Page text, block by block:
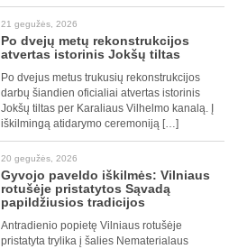
21 gegužės, 2026
Po dvejų metų rekonstrukcijos
atvertas istorinis Jokšų tiltas
Po dvejus metus trukusių rekonstrukcijos
darbų šiandien oficialiai atvertas istorinis
Jokšų tiltas per Karaliaus Vilhelmo kanalą. Į
iškilmingą atidarymo ceremoniją […]
20 gegužės, 2026
Gyvojo paveldo iškilmės: Vilniaus
rotušėje pristatytos Sąvadą
papildžiusios tradicijos
Antradienio popietę Vilniaus rotušėje
pristatyta trylika į šalies Nematerialaus